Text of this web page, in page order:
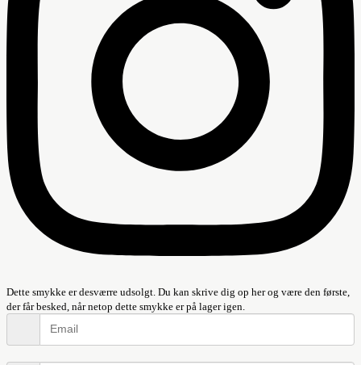
Dette smykke er desværre udsolgt. Du kan skrive dig op her og være den første,
der får besked, når netop dette smykke er på lager igen.